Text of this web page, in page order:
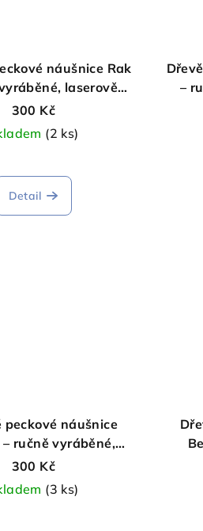
náušnice Rak
laserově
gravírované
300 Kč
(2 ks)
Detail
–
peckové náušnice
– ručně vyráběné,
gravírované
300 Kč
(3 ks)